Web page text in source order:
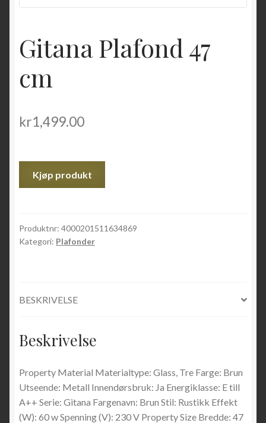
Gitana Plafond 47
cm
kr1,499.00
Kjøp produkt
Produktnr: 4000201511634869
Kategori: Plafonder
BESKRIVELSE
Beskrivelse
Property Material Materialtype: Glass, Tre Farge: Brun
Utseende: Metall Innendørsbruk: Ja Energiklasse: E till
A++ Serie: Gitana Fargenavn: Brun Stil: Rustikk Effekt
(W): 60 w Spenning (V): 230 V Property Size Bredde: 47